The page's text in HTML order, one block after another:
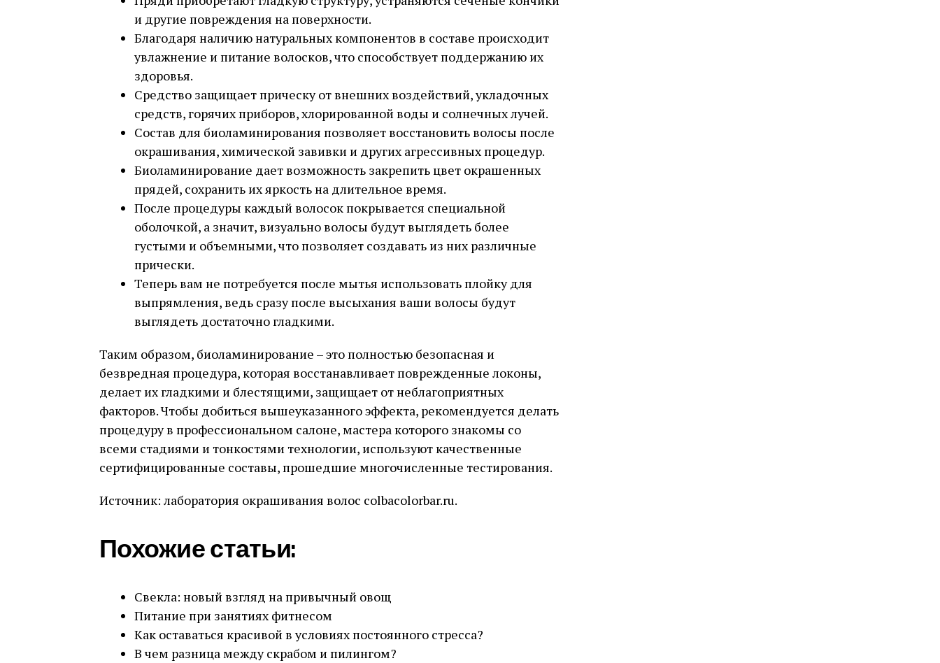
и другие повреждения на поверхности.
Благодаря наличию натуральных компонентов в составе происходит
увлажнение и питание волосков, что способствует поддержанию их
здоровья.
Средство защищает прическу от внешних воздействий, укладочных
средств, горячих приборов, хлорированной воды и солнечных лучей.
Состав для биоламинирования позволяет восстановить волосы после
окрашивания, химической завивки и других агрессивных процедур.
Биоламинирование дает возможность закрепить цвет окрашенных
прядей, сохранить их яркость на длительное время.
После процедуры каждый волосок покрывается специальной
оболочкой, а значит, визуально волосы будут выглядеть более
густыми и объемными, что позволяет создавать из них различные
прически.
Теперь вам не потребуется после мытья использовать плойку для
выпрямления, ведь сразу после высыхания ваши волосы будут
выглядеть достаточно гладкими.
Таким образом, биоламинирование – это полностью безопасная и
безвредная процедура, которая восстанавливает поврежденные локоны,
делает их гладкими и блестящими, защищает от неблагоприятных
факторов. Чтобы добиться вышеуказанного эффекта, рекомендуется делать
процедуру в профессиональном салоне, мастера которого знакомы со
всеми стадиями и тонкостями технологии, используют качественные
сертифицированные составы, прошедшие многочисленные тестирования.
Источник: лаборатория окрашивания волос colbacolorbar.ru.
Похожие статьи:
Свекла: новый взгляд на привычный овощ
Питание при занятиях фитнесом
Как оставаться красивой в условиях постоянного стресса?
В чем разница между скрабом и пилингом?